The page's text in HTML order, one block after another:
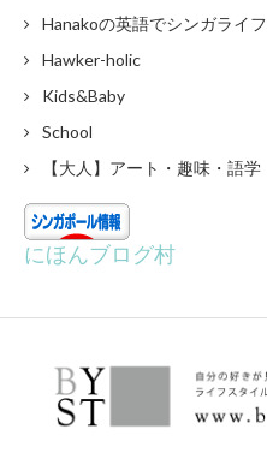
Hanakoの英語でシンガライフ
Hawker-holic
Kids&Baby
School
【大人】アート・趣味・語学
にほんブログ村